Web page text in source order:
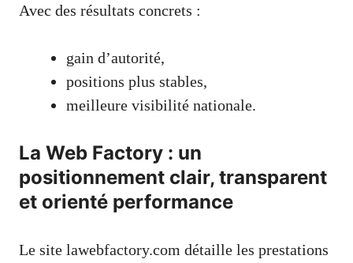
Avec des résultats concrets :
gain d’autorité,
positions plus stables,
meilleure visibilité nationale.
La Web Factory : un
positionnement clair, transparent
et orienté performance
Le site lawebfactory.com détaille les prestations